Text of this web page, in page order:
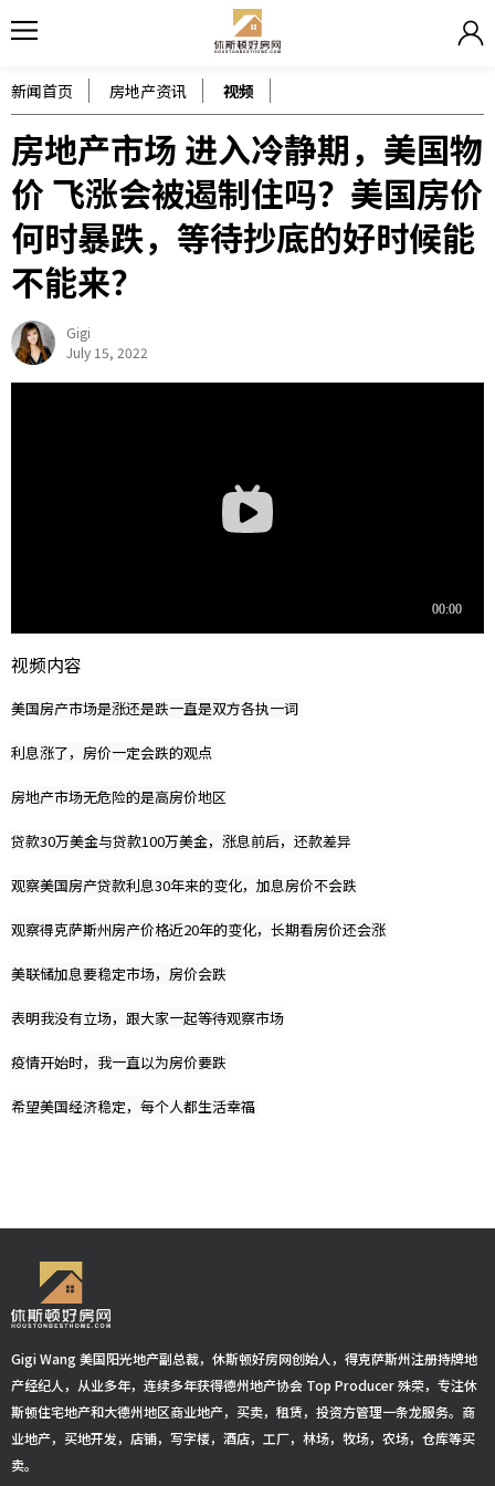
新闻首页 房地产资讯 视频
房地产市场 进入冷静期，美国物
价 飞涨会被遏制住吗？美国房价
何时暴跌，等待抄底的好时候能
不能来？
Gigi
July 15, 2022
视频内容
美国房产市场是涨还是跌一直是双方各执一词
利息涨了，房价一定会跌的观点
房地产市场无危险的是高房价地区
贷款30万美金与贷款100万美金，涨息前后，还款差异
观察美国房产贷款利息30年来的变化，加息房价不会跌
观察得克萨斯州房产价格近20年的变化，长期看房价还会涨
美联储加息要稳定市场，房价会跌
表明我没有立场，跟大家一起等待观察市场
疫情开始时，我一直以为房价要跌
希望美国经济稳定，每个人都生活幸福
Gigi Wang 美国阳光地产副总裁，休斯顿好房网创始人，得克萨斯州注册持牌地
产经纪人，从业多年，连续多年获得德州地产协会 Top Producer 殊荣，专注休
斯顿住宅地产和大德州地区商业地产，买卖，租赁，投资方管理一条龙服务。商
业地产，买地开发，店铺，写字楼，酒店，工厂，林场，牧场，农场，仓库等买
卖。